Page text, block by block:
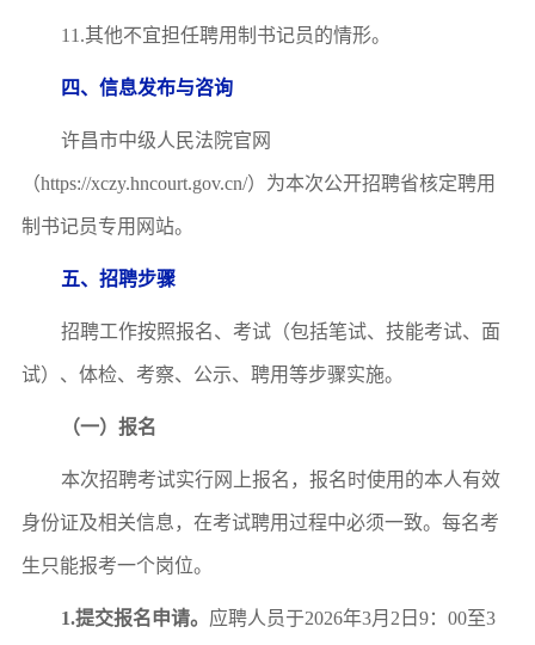
11 .其他不宜担任聘用制书记员的情形。
四、信息发布与咨询
许昌市中级人民法院官网
（https://xczy.hncourt.gov.cn/）为本次公开招聘省核定聘用
制书记员专用网站。
五、招聘步骤
招聘工作按照报名、考试（包括笔试、技能考试、面
试）、体检、考察、公示、聘用等步骤实施。
（一）报名
本次招聘考试实行网上报名，报名时使用的本人有效
身份证及相关信息，在考试聘用过程中必须一致。每名考
生只能报考一个岗位。
1.提交报名申请。 应聘人员于2026年3月 2日9：00至3